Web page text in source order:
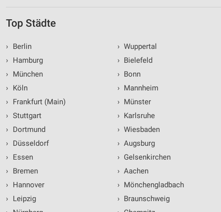
Top Städte
›
Berlin
›
Hamburg
›
München
›
Köln
›
Frankfurt (Main)
› Stuttgart
›
Dortmund
›
Düsseldorf
›
Essen
›
Bremen
›
Hannover
›
Leipzig
› Wuppertal
› Bielefeld
› Bonn
› Mannheim
› Münster
› Karlsruhe
› Wiesbaden
› Augsburg
› Gelsenkirchen
› Aachen
› Mönchengladbach
› Braunschweig